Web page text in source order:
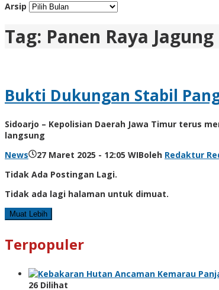
Arsip
Tag: Panen Raya
Bukti Dukungan Stabil
Sidoarjo – Kepolisian Daerah Jawa Timur terus
langsung
News
27 Maret 2025 - 12:05 WIBoleh Redaktur
Tidak Ada Postingan Lagi.
Tidak ada lagi halaman untuk dimuat.
Muat Lebih
Terpopuler
Ancaman Kemarau
26 Dilihat